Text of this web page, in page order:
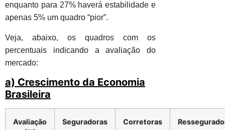
enquanto para 27% haverá estabilidade e
apenas 5% um quadro “pior”.
Veja, abaixo, os quadros com os
percentuais indicando a avaliação do
mercado:
a) Crescimento da Economia
Brasileira
Avaliação
Seguradoras Corretoras